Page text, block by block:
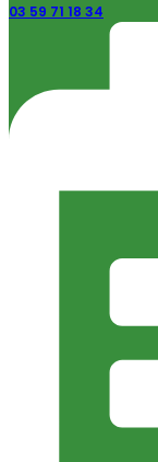
03 59 71 18 34